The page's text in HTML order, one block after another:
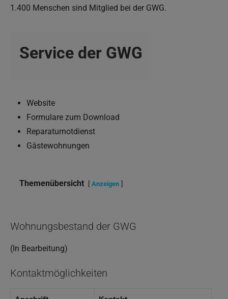
1.400 Menschen sind Mitglied bei der GWG.
Service der GWG
Website
Formulare zum Download
Reparaturnotdienst
Gästewohnungen
Themenübersicht Anzeigen
Wohnungsbestand der GWG
(In Bearbeitung)
Kontaktmöglichkeiten